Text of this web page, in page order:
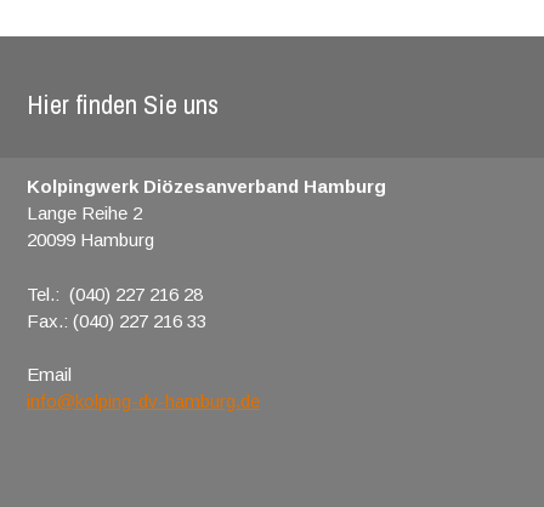
Hier finden Sie uns
Kolpingwerk Diözesanverband Hamburg
Lange Reihe 2
20099 Hamburg
Tel.: (040) 227 216 28
Fax.: (040) 227 216 33
Email
info@kolping-dv-hamburg.de